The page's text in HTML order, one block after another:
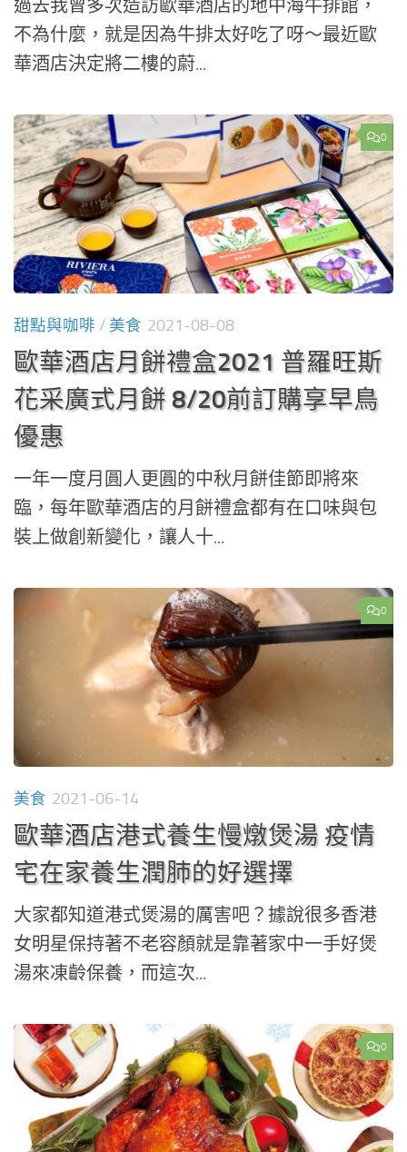
過去我曾多次造訪歐華酒店的地中海牛排館，
不為什麼，就是因為牛排太好吃了呀～最近歐
華酒店決定將二樓的蔚...
0
甜點與咖啡 / 美食 2021-08-08
歐華酒店月餅禮盒2021 普羅旺斯
花采廣式月餅 8/20前訂購享早鳥
優惠
一年一度月圓人更圓的中秋月餅佳節即將來
臨，每年歐華酒店的月餅禮盒都有在口味與包
裝上做創新變化，讓人十...
0
美食 2021-06-14
歐華酒店港式養生慢燉煲湯 疫情
宅在家養生潤肺的好選擇
大家都知道港式煲湯的厲害吧？據說很多香港
女明星保持著不老容顏就是靠著家中一手好煲
湯來凍齡保養，而這次...
0